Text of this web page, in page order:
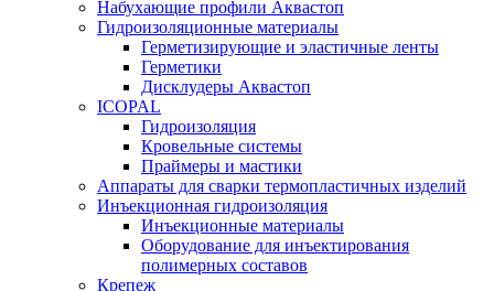
Набухающие профили Аквастоп
Гидроизоляционные материалы
Герметизирующие и эластичные ленты
Герметики
Дисклудеры Аквастоп
ICOPAL
Гидроизоляция
Кровельные системы
Праймеры и мастики
Аппараты для сварки термопластичных изделий
Инъекционная гидроизоляция
Инъекционные материалы
Оборудование для инъектирования
полимерных составов
Крепеж